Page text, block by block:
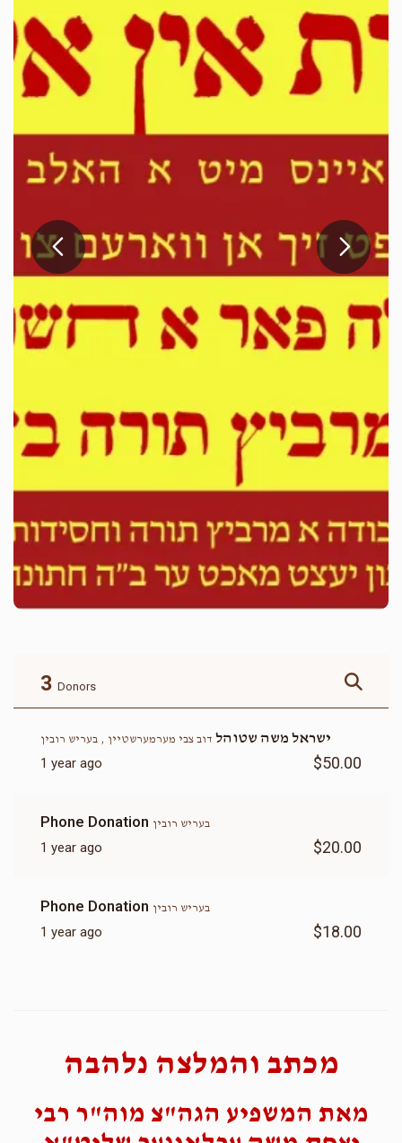
3 Donors
ישראל משה שטוהל דוב צבי מערמערשטיין , בעריש רובין
1 year ago $50.00
Phone Donation בעריש רובין
1 year ago $20.00
Phone Donation בעריש רובין
1 year ago $18.00
מכתב והמלצה נלהבה
מאת המשפיע הגה"צ מוה"ר רבי